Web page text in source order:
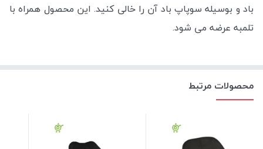
باد و بوسیله سوپاپ باد آن را خالی کنید. این محصول همراه با
تلمبه عرضه می شود.
محصولات مرتبط